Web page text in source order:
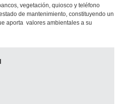
vegetación, quiosco y teléfono
de mantenimiento, constituyendo un
aporta valores ambientales a su